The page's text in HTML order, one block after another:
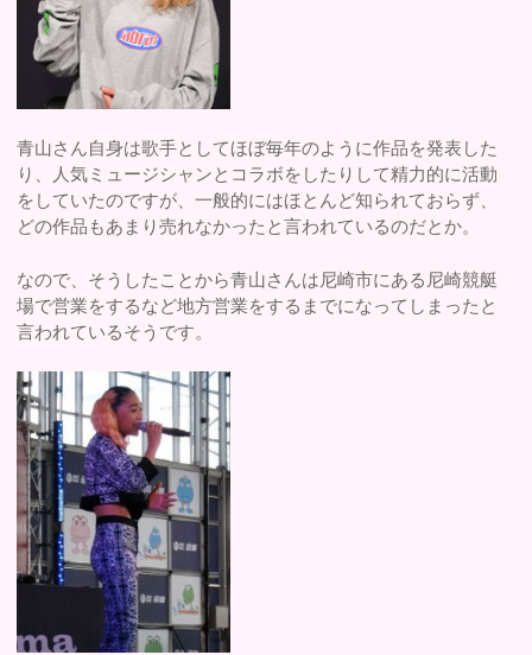
青山さん自身は歌手としてほぼ毎年のように作品を発表した
り、人気ミュージシャンとコラボをしたりして精力的に活動
をしていたのですが、一般的にはほとんど知られておらず、
どの作品もあまり売れなかったと言われているのだとか。
なので、そうしたことから青山さんは尼崎市にある尼崎競艇
場で営業をするなど地方営業をするまでになってしまったと
言われているそうです。